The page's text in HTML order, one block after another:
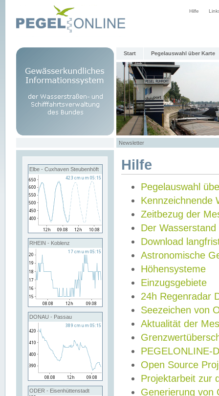
Hilfe
Start Pegelauswahl über Karte
Newsletter
Elbe - Cuxhaven Steubenhöft
RHEIN - Koblenz
DONAU - Passau
ODER - Eisenhüttenstadt
Hilfe
Pegelauswahl
Kennzeichnende
Zeitbezug der
Der Wasserstand
Download
Astronomische
Höhensysteme
Einzugsgebiete
24h Regenradar
Seezeichen von
Aktualität der
PEGELONLINE-
Open Source
Projektarbeit zur
Generierung von